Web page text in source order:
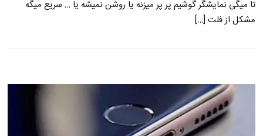
تا میگی نمایشگر گوشیم پر پر میزنه یا روشن نمیشه یا … سریع میگه
مشکل از فلت […]